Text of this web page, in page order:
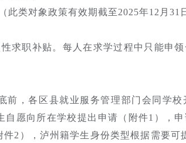
此类对象政策有效期截至2025年12月31
求职补贴。每人在求学过程中只能申
前，各区县就业服务管理部门会同学
自愿向所在学校提出申请（附件1），
2），泸州籍学生身份类型根据需要可